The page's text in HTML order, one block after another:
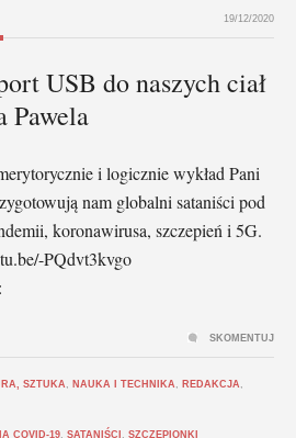
19/12/2020
USB do naszych ciał
Pawela
i logicznie wykład Pani
nam globalni sataniści pod
koronawirusa, szczepień i 5G.
PQdvt3kvgo
SZTUKA NAUKA I TECHNIKA REDAKCJA
COVID-19 SATANIŚCI SZCZEPIONKI
SKOMENTUJ